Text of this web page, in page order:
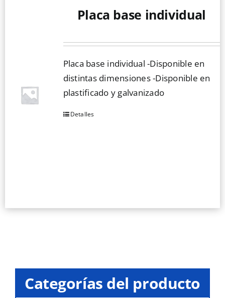
Mallas
Noticias
Contacto
Placa base individual
Placa base individual -Disponible en
distintas dimensiones -Disponible en
plastificado y galvanizado
Este
página
Detalles
Categorías del producto